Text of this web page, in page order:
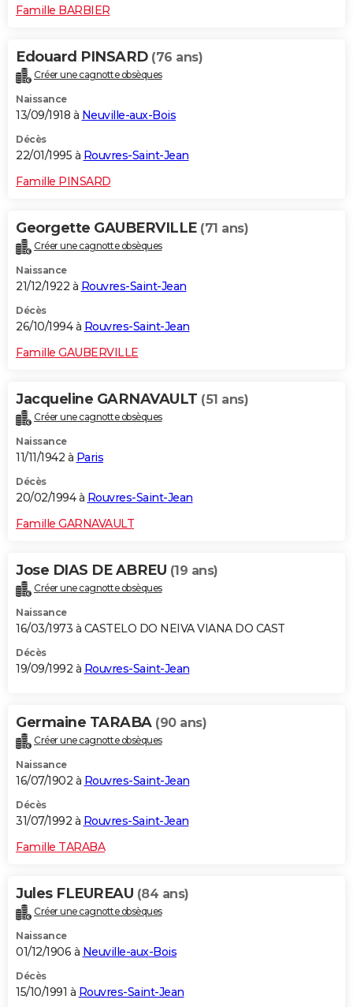
Famille BARBIER
Edouard PINSARD (76 ans)
Créer une cagnotte obsèques
Naissance
13/09/1918 à Neuville-aux-Bois
Décès
22/01/1995 à Rouvres-Saint-Jean
Famille PINSARD
Georgette GAUBERVILLE (71 ans)
Créer une cagnotte obsèques
Naissance
21/12/1922 à Rouvres-Saint-Jean
Décès
26/10/1994 à Rouvres-Saint-Jean
Famille GAUBERVILLE
Jacqueline GARNAVAULT (51 ans)
Créer une cagnotte obsèques
Naissance
11/11/1942 à Paris
Décès
20/02/1994 à Rouvres-Saint-Jean
Famille GARNAVAULT
Jose DIAS DE ABREU (19 ans)
Créer une cagnotte obsèques
Naissance
16/03/1973 à CASTELO DO NEIVA VIANA DO CAST
Décès
19/09/1992 à Rouvres-Saint-Jean
Germaine TARABA (90 ans)
Créer une cagnotte obsèques
Naissance
16/07/1902 à Rouvres-Saint-Jean
Décès
31/07/1992 à Rouvres-Saint-Jean
Famille TARABA
Jules FLEUREAU (84 ans)
Créer une cagnotte obsèques
Naissance
01/12/1906 à Neuville-aux-Bois
Décès
15/10/1991 à Rouvres-Saint-Jean